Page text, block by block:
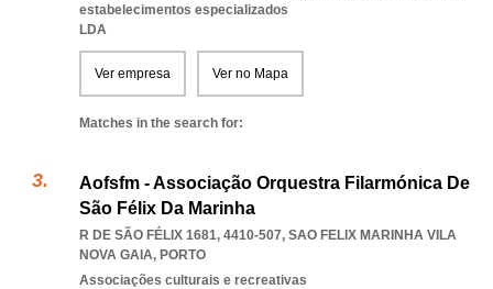
estabelecimentos especializados
LDA
Ver empresa Ver no Mapa
Matches in the search for:
Aofsfm - Associação Orquestra Filarmónica De
São Félix Da Marinha
R DE SÃO FÉLIX 1681, 4410-507, SAO FELIX MARINHA VILA
NOVA GAIA, PORTO
Associações culturais e recreativas